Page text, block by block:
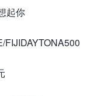
起你